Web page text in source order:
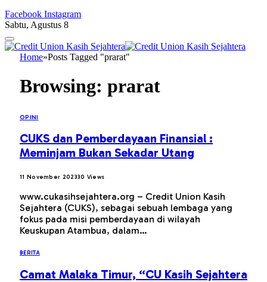
Facebook Instagram
Sabtu, Agustus 8
Home»Posts Tagged "prarat"
Browsing: prarat
OPINI
CUKS dan Pemberdayaan Finansial :
Meminjam Bukan Sekadar Utang
11 November 202330 Views
www.cukasihsejahtera.org – Credit Union Kasih
Sejahtera (CUKS), sebagai sebuah lembaga yang
fokus pada misi pemberdayaan di wilayah
Keuskupan Atambua, dalam…
BERITA
Camat Malaka Timur, “CU Kasih Sejahtera